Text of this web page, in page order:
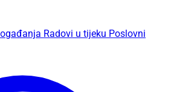
Radovi u tijeku Poslovni